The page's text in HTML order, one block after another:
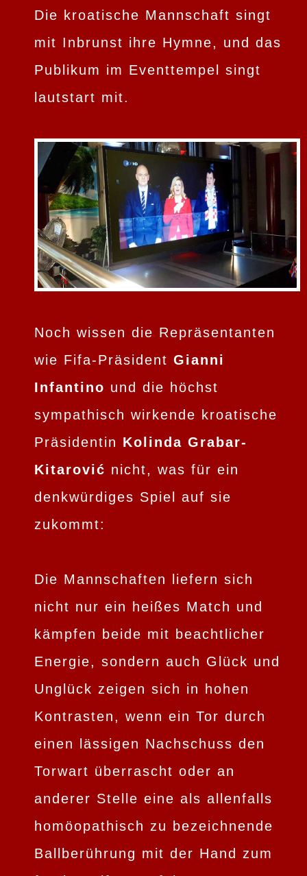
Die kroatische Mannschaft singt
mit Inbrunst ihre Hymne, und das
Publikum im Eventtempel singt
lautstart mit.
Noch wissen die Repräsentanten
wie Fifa-Präsident Gianni
Infantino und die höchst
sympathisch wirkende kroatische
Präsidentin Kolinda Grabar-
Kitarović nicht, was für ein
denkwürdiges Spiel auf sie
zukommt:
Die Mannschaften liefern sich
nicht nur ein heißes Match und
kämpfen beide mit beachtlicher
Energie, sondern auch Glück und
Unglück zeigen sich in hohen
Kontrasten, wenn ein Tor durch
einen lässigen Nachschuss den
Torwart überrascht oder an
anderer Stelle eine als allenfalls
homöopathisch zu bezeichnende
Ballberührung mit der Hand zum